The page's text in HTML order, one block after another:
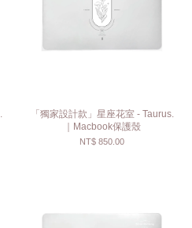
「獨家設計款」星座花室 - Taurus.
｜Macbook保護殼
NT$ 850.00